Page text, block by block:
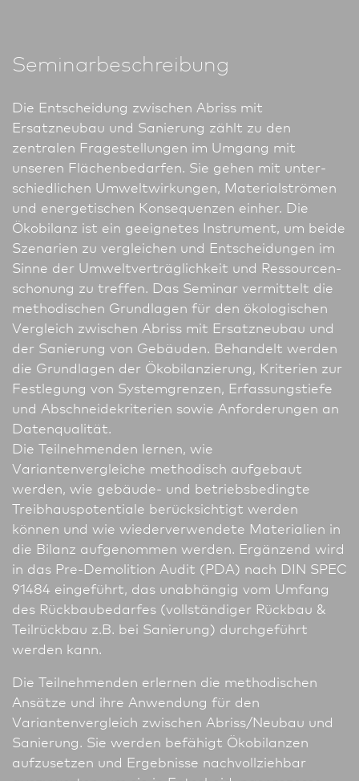
Seminarbeschreibung
Die Entscheidung zwischen Abriss mit
Ersatzneubau und Sanierung zählt zu den
zentralen Frage­stellungen im Umgang mit
unseren Flächenbedarfen. Sie gehen mit unter­
schiedlichen Umweltwirkungen, Materialströmen
und energetischen Konsequenzen einher. Die
Ökobilanz ist ein geeignetes Instrument, um beide
Szenarien zu vergleichen und Entscheidungen im
Sinne der Umweltverträglichkeit und Res­sour­cen­
schonung zu treffen. Das Seminar vermittelt die
methodischen Grundlagen für den ökologischen
Vergleich zwischen Abriss mit Ersatzneubau und
der Sanierung von Gebäuden. Behandelt werden
die Grundlagen der Ökobilanzierung, Kriterien zur
Festlegung von Systemgrenzen, Erfassungstiefe
und Abschneidekriterien sowie Anforderungen an
Datenqualität.
Die Teilnehmenden lernen, wie
Variantenvergleiche methodisch aufgebaut
werden, wie gebäude- und betriebsbedingte
Treibhauspotentiale berücksichtigt werden
können und wie wiederverwendete Materialien in
die Bilanz aufgenommen werden. Ergänzend wird
in das Pre-Demolition Audit (PDA) nach DIN SPEC
91484 eingeführt, das unabhängig vom Umfang
des Rückbaubedarfes (vollständiger Rückbau &
Teilrückbau z.B. bei Sanierung) durchgeführt
werden kann.
Die Teilnehmenden erlernen die methodischen
Ansätze und ihre Anwendung für den
Variantenvergleich zwischen Abriss/Neu­bau und
Sanierung. Sie werden befähigt Ökobilanzen
aufzusetzen und Ergebnisse nachvollziehbar